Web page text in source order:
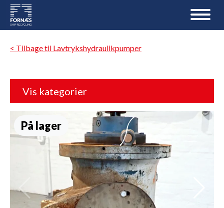
< Tilbage til Lavtrykshydraulikpumper
Vis kategorier
På lager